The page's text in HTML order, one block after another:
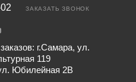
ЗАКАЗАТЬ ЗВОНОК
г.Самара, ул.
119
Юбилейная 2В